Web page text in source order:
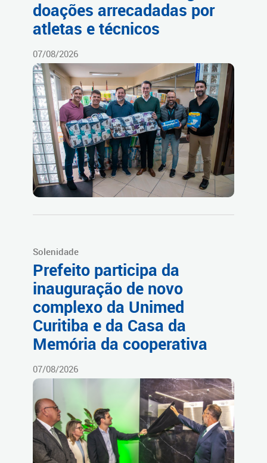
doações arrecadadas por
atletas e técnicos
07/08/2026
Solenidade
Prefeito participa da
inauguração de novo
complexo da Unimed
Curitiba e da Casa da
Memória da cooperativa
07/08/2026